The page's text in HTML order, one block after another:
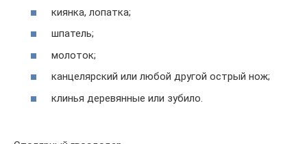
киянка, лопатка;
шпатель;
молоток;
канцелярский или любой другой острый нож;
клинья деревянные или зубило.